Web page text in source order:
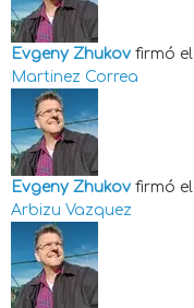
Evgeny Zhukov firmó el
Martinez Correa
Evgeny Zhukov firmó el
Arbizu Vazquez